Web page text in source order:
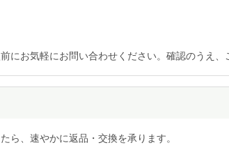
にお気軽にお問い合わせください。確認のうえ、
ら、速やかに返品・交換を承ります。